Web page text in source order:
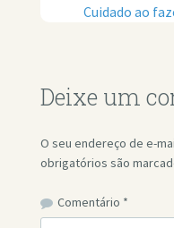
Cuidado ao
Deixe um
O seu endereço de e-
obrigatórios são
Comentário *